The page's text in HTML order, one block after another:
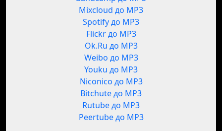
Mixcloud до MP3
Spotify до MP3
Flickr до MP3
Ok.Ru до MP3
Weibo до MP3
Youku до MP3
Niconico до MP3
Bitchute до MP3
Rutube до MP3
Peertube до MP3